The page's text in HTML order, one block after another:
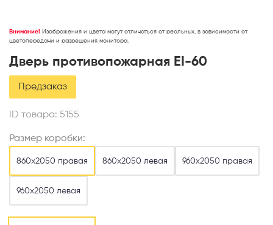
Внимание! Изображения и цвета могут отличаться от реальных, в зависимости от
цветопередачи и разрешения монитора.
Дверь противопожарная EI-60
Предзаказ
ID товара: 5155
Размер коробки:
860х2050 правая 860х2050 левая 960х2050 правая
960х2050 левая